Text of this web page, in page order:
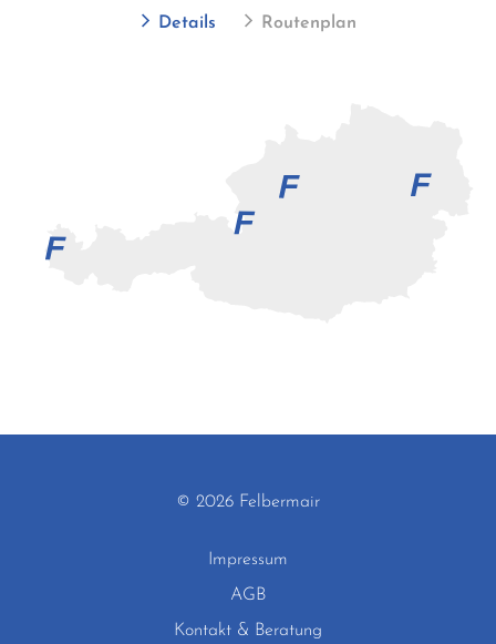
Details Routenplan
© 2026 Felbermair
Impressum
AGB
Kontakt & Beratung